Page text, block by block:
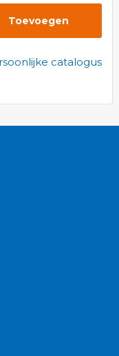
Toevoegen
catalogus